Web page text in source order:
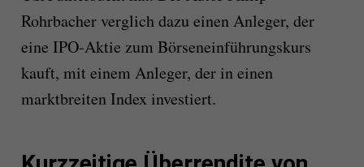
Rohrbacher verglich dazu einen Anleger, der
eine IPO-Aktie zum Börseneinführungskurs
kauft, mit einem Anleger, der in einen
marktbreiten Index investiert.